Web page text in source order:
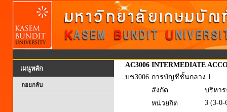
เมนูหลัก
ถอยกลับ
AC3006 INTERMEDIATE
บช3006 การบัญชีชั้นกลาง 1
สังกัด
บริหา
หน่วยกิต
3 (3-0-